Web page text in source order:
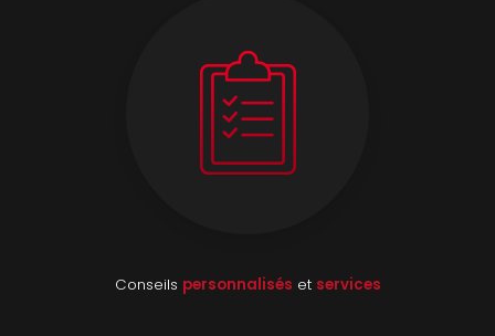
Conseils personnalisés et services